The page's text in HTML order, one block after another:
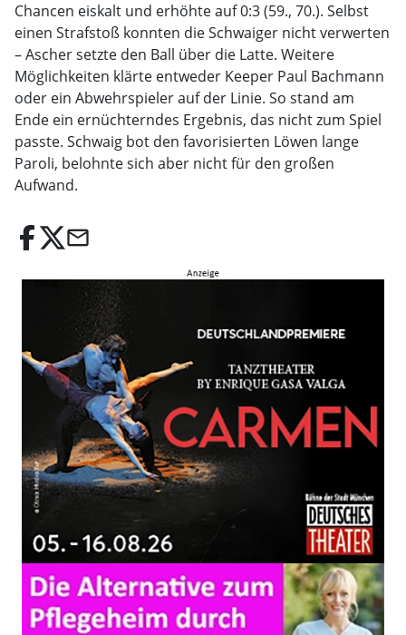
Chancen eiskalt und erhöhte auf 0:3 (59., 70.). Selbst
einen Strafstoß konnten die Schwaiger nicht verwerten
– Ascher setzte den Ball über die Latte. Weitere
Möglichkeiten klärte entweder Keeper Paul Bachmann
oder ein Abwehrspieler auf der Linie. So stand am
Ende ein ernüchterndes Ergebnis, das nicht zum Spiel
passte. Schwaig bot den favorisierten Löwen lange
Paroli, belohnte sich aber nicht für den großen
Aufwand.
email